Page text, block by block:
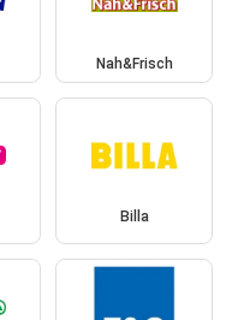
Nah&Frisch
Billa